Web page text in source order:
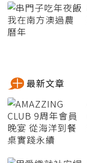
最新文章